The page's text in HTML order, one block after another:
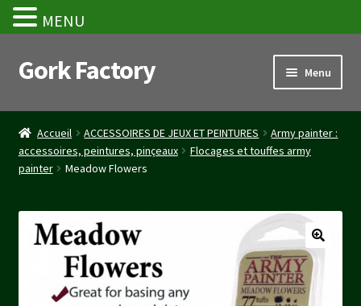
Aller
à
navigation
Aller
au
Gork Factory Menu
Accueil
CGV
Panier
Stripe Payment Success Page
Accueil ACCESSOIRES DE JEUX ET PEINTURES
Army painter :
accessoires, peintures, pinçeaux
Flocages et touffes army
painter
Meadow Flowers
MENU